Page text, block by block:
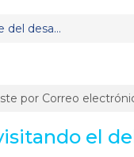
del desa...
por Correo
el